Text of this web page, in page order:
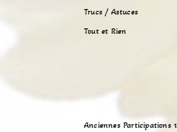
Trucs / Astuces
Tout et Rien
Anciennes Participations 1